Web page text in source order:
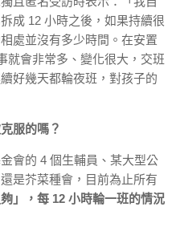
成 12 小時之後，如果持續很
處並沒有多少時間。在安置
就會非常多、變化很大，交班
好幾天都輪夜班，對孩子的
服的嗎？
會的 4 個生輔員、某大型公
是芥菜種會，目前為止所有
」，每 12 小時輪一班的情況